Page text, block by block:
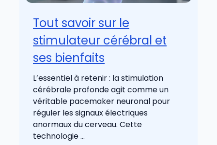
Tout savoir sur le
stimulateur cérébral et
ses bienfaits
L’essentiel à retenir : la stimulation
cérébrale profonde agit comme un
véritable pacemaker neuronal pour
réguler les signaux électriques
anormaux du cerveau. Cette
technologie ...